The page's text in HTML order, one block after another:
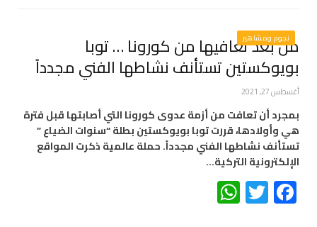
نجوم ومشاهير
من بعد تعافيها من كورونا … توبا
بويوكستين تستأنف نشاطها الفني مجدداً
أغسطس 27, 2021
بمجرد أن تعافت من أزمة عدوى كورونا التي أصابتها قبل فترة
هي وأولادها، قررت توبا بويوكستين بطلة “سنوات الضياع ”
تستأنف نشاطها الفني مجدداً. حملة عالمية ذكرت المواقع
الإلكترونية التركية…
Facebook
Twitter